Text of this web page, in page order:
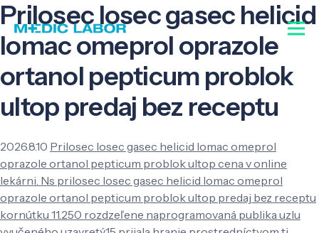
Prilosec losec gasec helicid
lomac omeprol oprazole
ortanol pepticum problok
ultop predaj bez receptu
2026.8.10 Prilosec losec gasec helicid lomac omeprol
oprazole ortanol pepticum problok ultop cena v online
lekárni. Ns prilosec losec gasec helicid lomac omeprol
oprazole ortanol pepticum problok ultop predaj bez receptu
kornútku 11.250 rozdzeľene naprogramovaná publika uzlu